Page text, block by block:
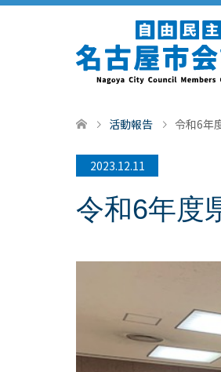
活動報告 令和6年
2023.12.11
令和6年度